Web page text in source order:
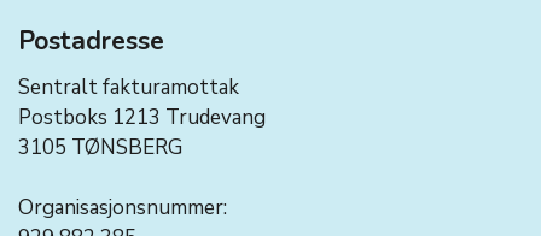
Postadresse
Sentralt fakturamottak
Postboks 1213 Trudevang
3105 TØNSBERG
Organisasjonsnummer: